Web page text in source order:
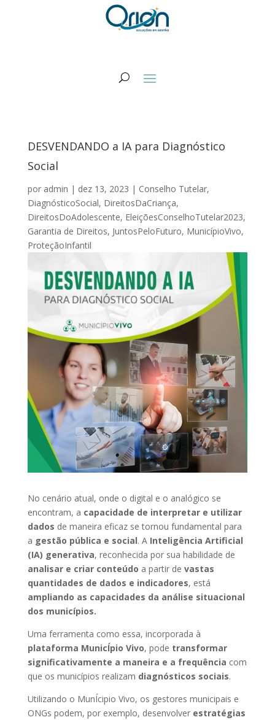
DESVENDANDO a IA para Diagnóstico
Social
por admin | dez 13, 2023 | Conselho Tutelar,
DiagnósticoSocial, DireitosDaCriança,
DireitosDoAdolescente, EleiçõesConselhoTutelar2023,
Garantia de Direitos, JuntosPeloFuturo, MunicípioVivo,
ProteçãoInfantil
No cenário atual, onde o digital e o analógico se
encontram, a capacidade de interpretar e utilizar
dados de maneira eficaz se tornou fundamental para
a gestão pública e social. AInteligência Artificial
(IA) generativa, reconhecida por sua habilidade de
analisar e criar conteúdo a partir de vastas
quantidades de dados e indicadores, está
ampliando as capacidades da análise situacional
dos municípios.
Uma ferramenta como essa, incorporada à
plataforma MunicÍpio Vivo, pode transformar
significativamente a maneira e a frequência com
que os municípios realizam diagnósticos sociais.
Utilizando o MunÍcipio Vivo, os gestores municipais e
ONGs podem, por exemplo, desenvolver estratégias